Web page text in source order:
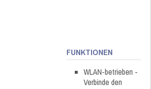
FUNKTIONEN
WLAN-betrieben -
Verbinde den